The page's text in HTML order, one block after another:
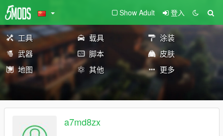
Show Adult 登入
工具 载具
涂装
武器
脚本
皮肤
地图
其他 更多
a7md8zx